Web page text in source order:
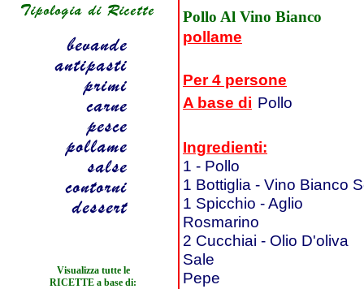
Visualizza tutte le
RICETTE a base di:
Pollo Al Vino Bianco
pollame
Per 4 persone
A base di Pollo
Ingredienti:
1 - Pollo
1 Bottiglia - Vino Bianco
1 Spicchio - Aglio
Rosmarino
2 Cucchiai - Olio D'oliva
Sale
Pepe